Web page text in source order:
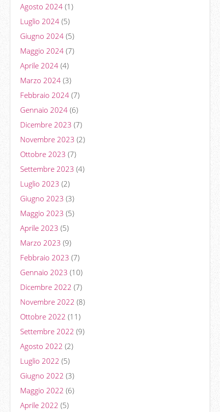
Agosto 2024 (1)
Luglio 2024 (5)
Giugno 2024 (5)
Maggio 2024 (7)
Aprile 2024 (4)
Marzo 2024 (3)
Febbraio 2024 (7)
Gennaio 2024 (6)
Dicembre 2023 (7)
Novembre 2023 (2)
Ottobre 2023 (7)
Settembre 2023 (4)
Luglio 2023 (2)
Giugno 2023 (3)
Maggio 2023 (5)
Aprile 2023 (5)
Marzo 2023 (9)
Febbraio 2023 (7)
Gennaio 2023 (10)
Dicembre 2022 (7)
Novembre 2022 (8)
Ottobre 2022 (11)
Settembre 2022 (9)
Agosto 2022 (2)
Luglio 2022 (5)
Giugno 2022 (3)
Maggio 2022 (6)
Aprile 2022 (5)